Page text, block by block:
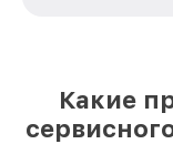
Какие